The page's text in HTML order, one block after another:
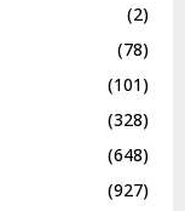
(2)
(78)
(101)
(328)
(648)
(927)